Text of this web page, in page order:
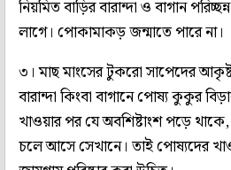
নিয়মিত বাড়ির বারান্দা ও বাগান
লাগে। পোকামাকড় জন্মাতে পারে না।
৩। মাছ মাংসের টুকরো সাপেদের
বারান্দা কিংবা বাগানে পোষ্য কুকুর
খাওয়ার পর যে অবশিষ্টাংশ পড়ে
চলে আসে সেখানে। তাই পোষ্যদের